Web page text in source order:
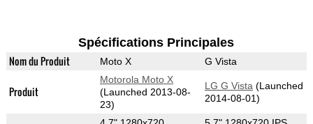
Spécifications Principales
Nom du Produit Moto X G Vista
Produit
Motorola Moto X
(Launched 2013-08-
23)
LG G Vista (Launched
2014-08-01)